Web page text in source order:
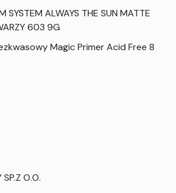
SYSTEM ALWAYS THE SUN MATTE
603 9G
Magic Primer Acid Free 8
O.O.